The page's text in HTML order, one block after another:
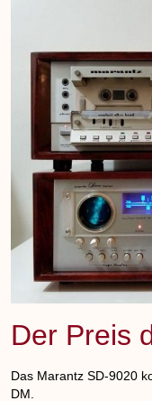
Der Preis
Das Marantz SD-9020
DM.